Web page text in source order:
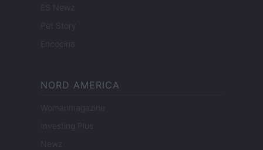
ES Newz
Pet Story
Encocina
NORD AMERICA
Womanmagazine
Investing Plus
Newz